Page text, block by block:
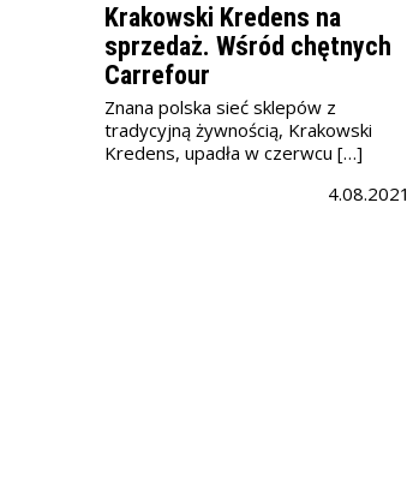
Krakowski Kredens na
sprzedaż. Wśród chętnych
Carrefour
Znana polska sieć sklepów z
tradycyjną żywnością, Krakowski
Kredens, upadła w czerwcu […]
4.08.2021